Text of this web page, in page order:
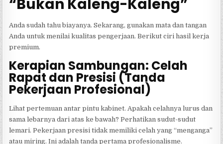
“Bukan Kaleng-Kaleng”
Anda sudah tahu biayanya. Sekarang, gunakan mata dan tangan
Anda untuk menilai kualitas pengerjaan. Berikut ciri hasil kerja
premium.
Kerapian Sambungan: Celah
Rapat dan Presisi (Tanda
Pekerjaan Profesional)
Lihat pertemuan antar pintu kabinet. Apakah celahnya lurus dan
sama lebarnya dari atas ke bawah? Perhatikan sudut-sudut
lemari. Pekerjaan presisi tidak memiliki celah yang “menganga”
atau miring. Ini adalah tanda pertama profesionalisme.